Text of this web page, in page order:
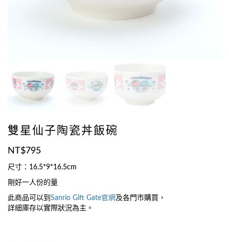
雙星仙子陶瓷丼飯碗
NT$795
尺寸：16.5*9*16.5cm
剛好一人份的量
此商品可以到 Sanrio Gift Gate官網 及各門市購買，
詳細庫存以實際狀況為主。